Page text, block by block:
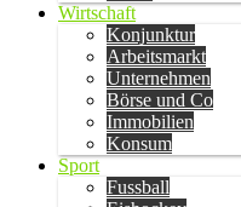
Wirtschaft
Konjunktur
Arbeitsmarkt
Unternehmen
Börse und Co
Immobilien
Konsum
Sport
Fussball